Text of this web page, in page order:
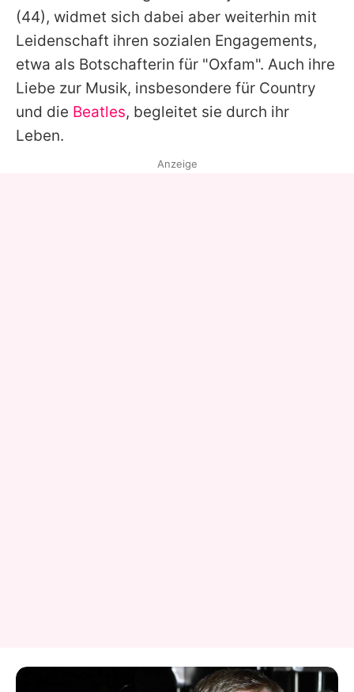
(44), widmet sich dabei aber weiterhin mit
Leidenschaft ihren sozialen Engagements,
etwa als Botschafterin für "Oxfam". Auch ihre
Liebe zur Musik, insbesondere für Country
und die Beatles, begleitet sie durch ihr
Leben.
Anzeige